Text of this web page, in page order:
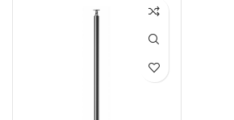
Eisenglimmer
hellgrau
matt,
Verkehrsweiß